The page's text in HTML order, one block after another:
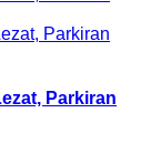
Parkiran